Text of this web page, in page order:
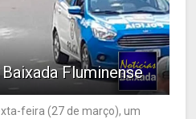
Fluminense
feira (27 de março), um